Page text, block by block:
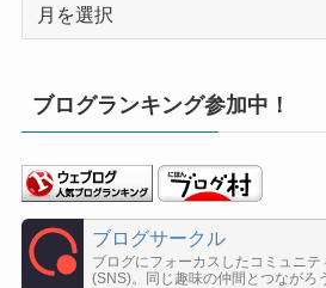
ブ
ブログランキング参加中！
ブログサークル
ブログにフォーカスしたコミュニテ
(SNS)。同じ趣味の仲間とつながろ